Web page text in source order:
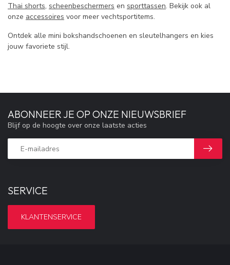
Thai shorts, scheenbeschermers en sporttassen. Bekijk ook al
onze accessoires voor meer vechtsportitems.
Ontdek alle mini bokshandschoenen en sleutelhangers en kies
jouw favoriete stijl.
SERVICE
KLANTENSERVICE
ABONNEER JE OP ONZE NIEUWSBRIEF
Blijf op de hoogte over onze laatste acties